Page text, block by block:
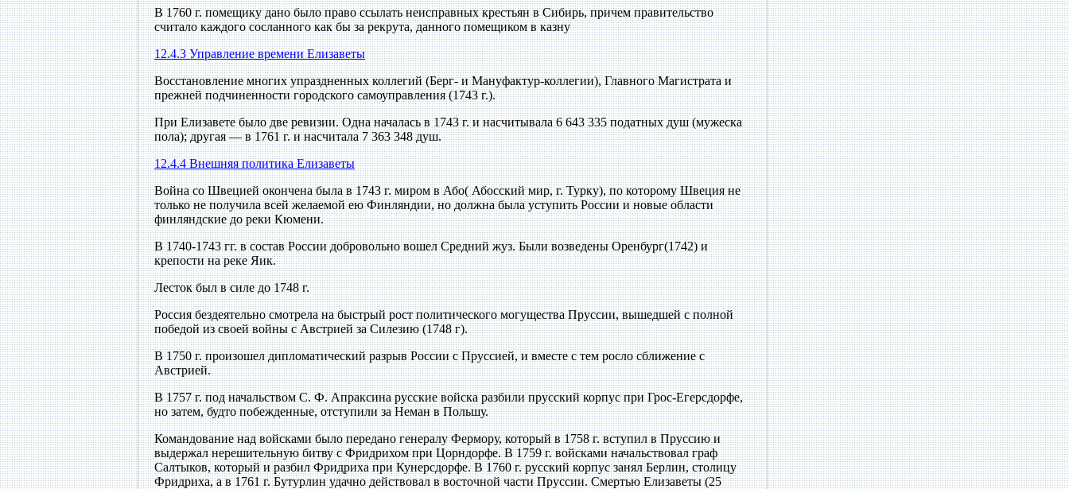
В 1760 г. помещику дано было право ссылать неисправных крестьян в Сибирь, причем правительство
считало каждого сосланного как бы за рекрута, данного помещиком в казну
12.4.3 Управление времени Елизаветы
Восстановление многих упраздненных коллегий (Берг- и Мануфактур-коллегии), Главного Магистрата и
прежней подчиненности городского самоуправления (1743 г.).
При Елизавете было две ревизии. Одна началась в 1743 г. и насчитывала 6 643 335 податных душ (мужеска
пола); другая — в 1761 г. и насчитала 7 363 348 душ.
12.4.4 Внешняя политика Елизаветы
Война со Швецией окончена была в 1743 г. миром в Або( Абосский мир, г. Турку), по которому Швеция не
только не получила всей желаемой ею Финляндии, но должна была уступить России и новые области
финляндские до реки Кюмени.
В 1740-1743 гг. в состав России добровольно вошел Средний жуз. Были возведены Оренбург(1742) и
крепости на реке Яик.
Лесток был в силе до 1748 г.
Россия бездеятельно смотрела на быстрый рост политического могущества Пруссии, вышедшей с полной
победой из своей войны с Австрией за Силезию (1748 г).
В 1750 г. произошел дипломатический разрыв России с Пруссией, и вместе с тем росло сближение с
Австрией.
В 1757 г. под начальством С. Ф. Апраксина русские войска разбили прусский корпус при Грос-Егерсдорфе,
но затем, будто побежденные, отступили за Неман в Польшу.
Командование над войсками было передано генералу Фермору, который в 1758 г. вступил в Пруссию и
выдержал нерешительную битву с Фридрихом при Цорндорфе. В 1759 г. войсками начальствовал граф
Салтыков, который и разбил Фридриха при Кунерсдорфе. В 1760 г. русский корпус занял Берлин, столицу
Фридриха, а в 1761 г. Бутурлин удачно действовал в восточной части Пруссии. Смертью Елизаветы (25